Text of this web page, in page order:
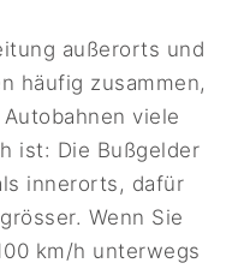
außerorts und
häufig zusammen,
viele
ist: Die Bußgelder
innerorts, dafür
Wenn Sie
km/h unterwegs